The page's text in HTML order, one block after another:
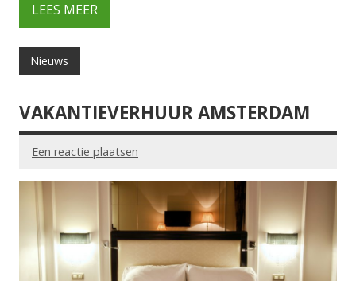
LEES MEER
Nieuws
VAKANTIEVERHUUR AMSTERDAM
Een reactie plaatsen